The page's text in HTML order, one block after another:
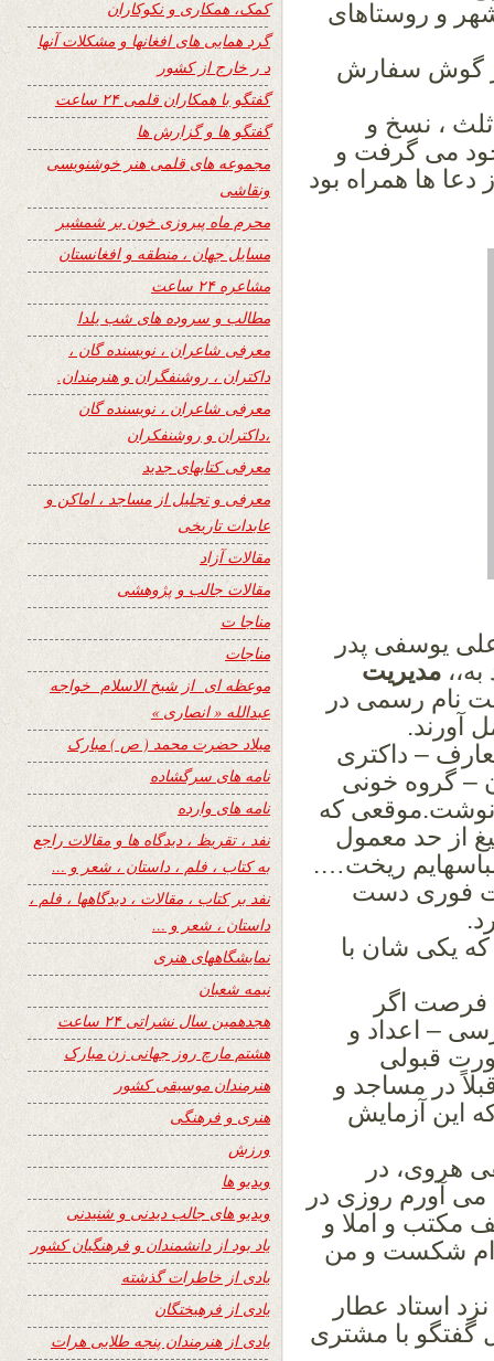
و روستاهای
گوش سفارش
، نسخ و
می گرفت و
دعا ها همراه بود
یوسفی پدر
مدیریت
نام رسمی در
آورند.
– داکتری
– گروه خونی
نوشت.موقعی که
از حد معمول
ریخت….
فوری دست
که یکی شان با
فرصت اگر
– اعداد و
قبولی
در مساجد و
این آزمایش
هروی، در
می آورم روزی در
مکتب و املا و
شکست و من
نزد استاد عطار
با مشتری
کمک، همکاری و نکوکاران
گرد همایی های افغانها و مشکلات آنها
د ر خارج از کشور
گفتگو با همکاران قلمی ۲۴ ساعت
گفتگو ها و گزارش ها
مجموعه های قلمی هنر خوشنویسی
ونقاشی
محرم ماه پیروزی خون بر شمشیر
مسایل جهان ، منطقه و افغانستان
مشاعره ۲۴ ساعت
مطالب و سروده های شب یلدا
معرفی شاعران ، نویسنده گان ،
داکتران ، روشنفگران و هنرمندان.
معرفی شاعران ، نویسنده گان
،داکتران و روشنفکران
معرفی کتابهای جدید
معرفی و تجلیل از مساجد ، اماکن و
عابدات تاریخی
مقالات آزاد
مقالات جالب و پژوهشی
مناجا ت
مناجات
موعظه ای از شیخ الاسلام خواجه
عبدالله « انصاری »
میلاد حضرت محمد ( ص ) مبارک
نامه های سرگشاده
نامه های وارده
نفد ، تقریظ ، دیدگاه ها و مقالات راجع
به کتاب ، فلم ، داستان ، شعر و …
نفد بر کتاب ، مقالات ، دیدگاهها ، فلم ،
داستان ، شعر و …
نمایشگاههای هنری
نیمه شعبان
هجدهمین سال نشراتی ۲۴ ساعت
هشتم مارچ روز جهانی زن مبارک
هنرمندان موسیقی کشور
هنری و فرهنگی
ورزش
ویدیو ها
ویدیو های جالب دیدنی و شنیدنی
یاد بود از دانشمندان و فرهنگیان کشور
یادی از خاطرات گذشته
یادی از فرهیختگان
یادی از هنرمندان پنجه طلایی هرات